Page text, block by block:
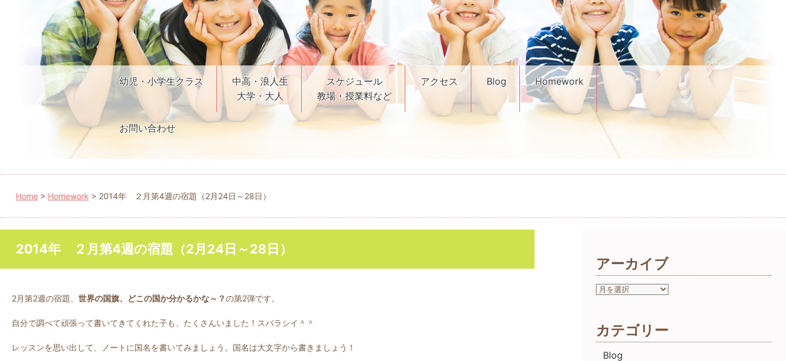
幼児・小学生クラス
中高・浪人生
大学・大人
スケジュール
教場・授業料など
アクセス Blog Homework
お問い合わせ
Home> Homework > 2014年 ２月第4週の宿題（2月24日～28日）
2014年 ２月第4週の宿題（2月24日～28日）
2月第2週の宿題、 世界の国旗、どこの国か分かるかな～？の第2弾です。
自分で調べて頑張って書いてきてくれた子も、たくさんいました！スバラシイ＾＾
レッスンを思い出して、ノートに国名を書いてみましょう。国名は大文字から書きましょう！
アーカイブ
カテゴリー
Blog